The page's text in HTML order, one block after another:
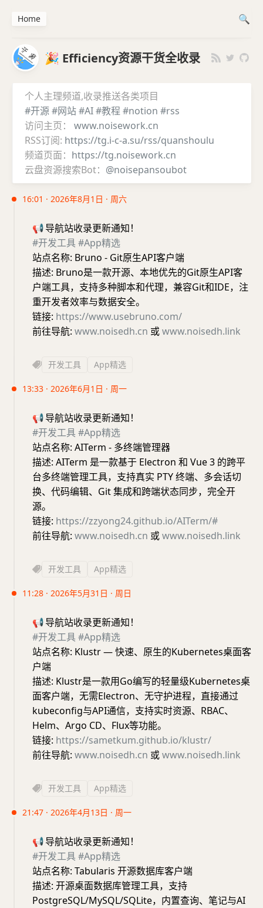
🎉 Efficiency资源干货全收录
个人主理频道,收录推送各类项目
#开源#网站#AI#教程 #notion #rss
访问主页： www.noisework.cn
RSS订阅: https://tg.i-c-a.su/rss/quanshoulu
频道页面： https://tg.noisework.cn
云盘资源搜索Bot： @noisepansoubot
16:01 · 2026年8月1日 · 周六
📢导航站收录更新通知！
#开发工具#App精选
站点名称: Bruno - Git原生API客户端
描述: Bruno是一款开源、本地优先的Git原生API客
户端工具，支持多种脚本和代理，兼容Git和IDE，注
重开发者效率与数据安全。
链接: https://www.usebruno.com/
前往导航: www.noisedh.cn 或www.noisedh.link
开发工具 App精选
13:33 · 2026年6月1日 · 周一
📢导航站收录更新通知！
#开发工具#App精选
站点名称: AITerm - 多终端管理器
描述: AITerm 是一款基于 Electron 和 Vue 3 的跨平
台多终端管理工具，支持真实 PTY 终端、多会话切
换、代码编辑、Git 集成和跨端状态同步，完全开
源。
链接: https://zzyong24.github.io/AITerm/#
前往导航: www.noisedh.cn 或www.noisedh.link
开发工具 App精选
11:28 · 2026年5月31日 · 周日
📢导航站收录更新通知！
#开发工具#App精选
站点名称: Klustr — 快速、原生的Kubernetes桌面客
户端
描述: Klustr是一款用Go编写的轻量级Kubernetes桌
面客户端，无需Electron、无守护进程，直接通过
kubeconfig与API通信，支持实时资源、RBAC、
Helm、Argo CD、Flux等功能。
链接: https://sametkum.github.io/klustr/
前往导航: www.noisedh.cn 或www.noisedh.link
开发工具 App精选
21:47 · 2026年4月13日 · 周一
📢导航站收录更新通知！
#开发工具#App精选
站点名称: Tabularis 开源数据库客户端
描述: 开源桌面数据库管理工具，支持
PostgreSQL/MySQL/SQLite，内置查询、笔记与AI
Home